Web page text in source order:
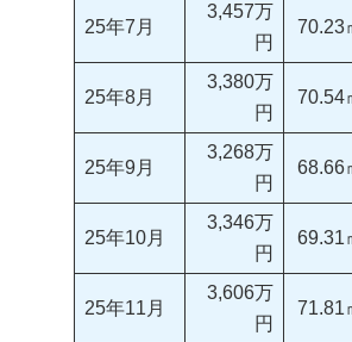
25年7月
3,457万
円
70.23
25年8月
3,380万
円
70.54
25年9月
3,268万
円
68.66
25年10月
3,346万
円
69.31
25年11月
3,606万
円
71.81